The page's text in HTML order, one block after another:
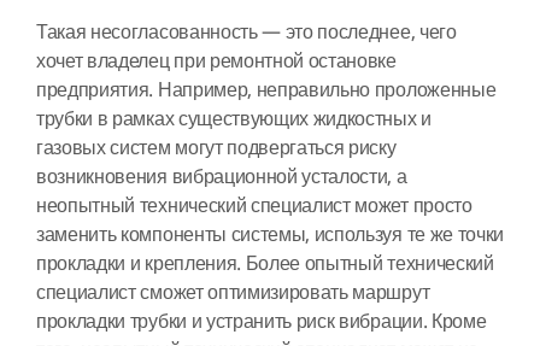
Такая несогласованность — это последнее, чего
хочет владелец при ремонтной остановке
предприятия. Например, неправильно проложенные
трубки в рамках существующих жидкостных и
газовых систем могут подвергаться риску
возникновения вибрационной усталости, а
неопытный технический специалист может просто
заменить компоненты системы, используя те же точки
прокладки и крепления. Более опытный технический
специалист сможет оптимизировать маршрут
прокладки трубки и устранить риск вибрации. Кроме